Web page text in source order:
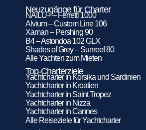
Neuzugänge für Charter
NAILU+ – Ferretti 1000
Alvium – Custom Line 106
Xaman – Pershing 90
B4 – Astondoa 102 GLX
Shades of Grey – Sunreef 80
Alle Yachten zum Mieten
Top-Charterziele
Yachtcharter in Korsika und Sardinien
Yachtcharter in Kroatien
Yachtcharter in Saint Tropez
Yachtcharter in Nizza
Yachtcharter in Cannes
Alle Reiseziele für Yachtcharter